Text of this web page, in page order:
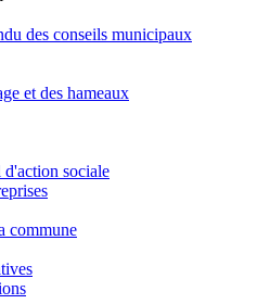
des conseils municipaux
et des hameaux
sociale
commune